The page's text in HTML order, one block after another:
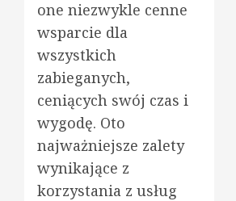
one niezwykle cenne
wsparcie dla
wszystkich
zabieganych,
ceniących swój czas i
wygodę. Oto
najważniejsze zalety
wynikające z
korzystania z usług